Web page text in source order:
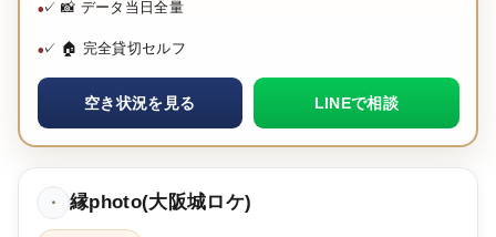
✓ 📸 データ当日全量
✓ 🏠 完全貸切セルフ
空き状況を見る LINEで相談
・ 縁photo(大阪城ロケ)